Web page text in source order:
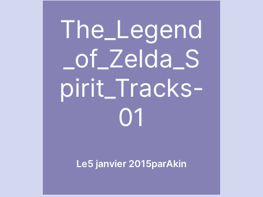
The_Legend
_of_Zelda_S
pirit_Tracks-
01
Le5 janvier 2015parAkin